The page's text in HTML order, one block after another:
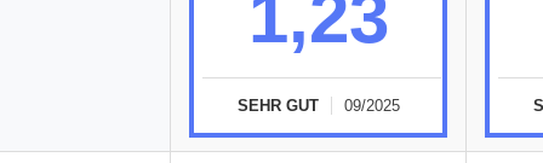
1,23
SEHR GUT 09/2025